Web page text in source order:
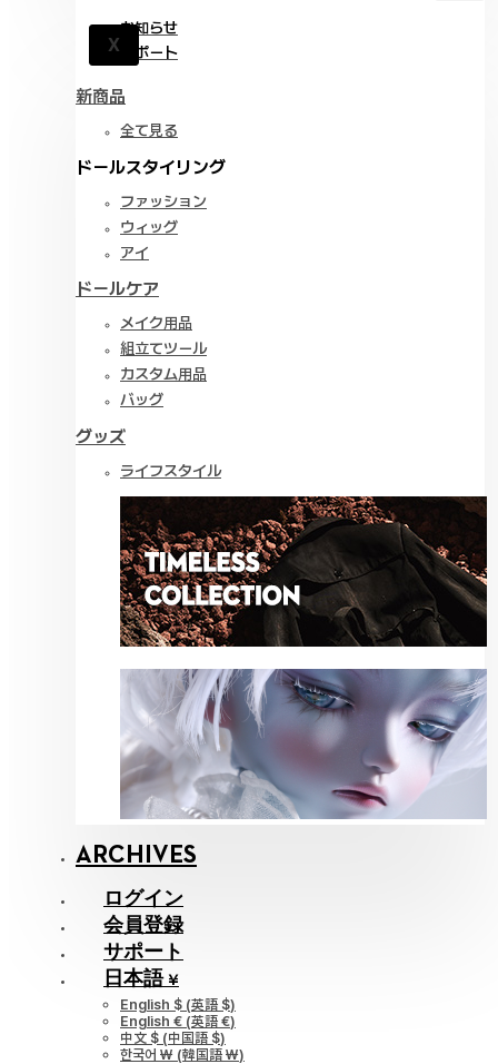
X
お知らせ
サポート
新商品
全て見る
ドールスタイリング
ファッション
ウィッグ
アイ
ドールケア
メイク用品
組立てツール
カスタム用品
バッグ
グッズ
ライフスタイル
ARCHIVES
ログイン
会員登録
サポート
日本語 ¥
English $ (英語 $)
English € (英語 €)
中文 $ (中国語 $)
한국어 ￦ (韓国語 ￦)